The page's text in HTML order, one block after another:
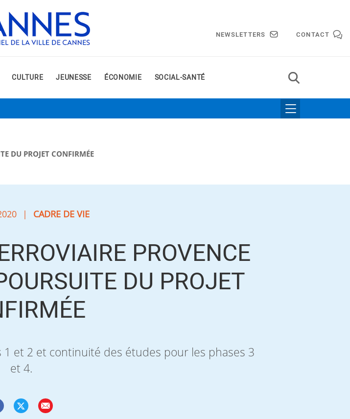
NEWSLETTERS CONTACT
CULTURE JEUNESSE ÉCONOMIE SOCIAL-SANTÉ
DU PROJET CONFIRMÉE
| CADRE DE VIE
PROVENCE
DU PROJET
et 2 et continuité des études pour les phases 3
et 4.